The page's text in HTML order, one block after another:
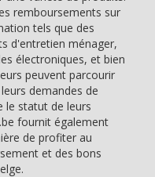
remboursements sur
tels que des
d'entretien ménager,
électroniques, et bien
peuvent parcourir
demandes de
le statut de leurs
fournit également
de profiter au
et des bons